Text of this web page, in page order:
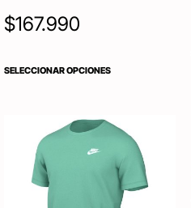
$167.990
SELECCIONAR OPCIONES